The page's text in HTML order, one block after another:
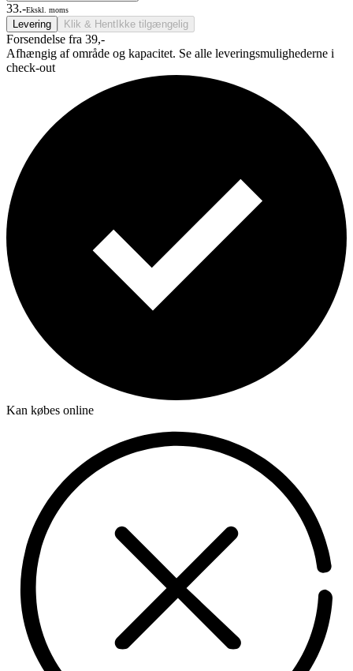
33.-Ekskl. moms
Levering Klik & Hent Ikke tilgængelig
Forsendelse fra 39,-
Afhængig af område og kapacitet. Se alle leveringsmulighederne i
check-out
Kan købes online